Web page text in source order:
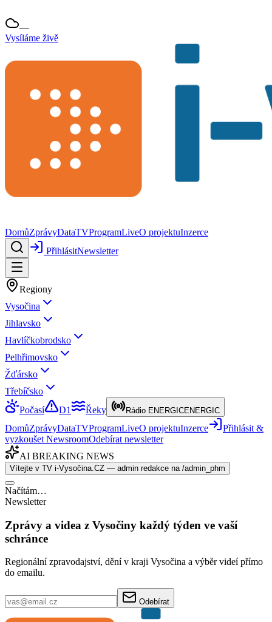
—
Vysíláme živě
DomůZprávyDataTVProgramLiveO projektuInzerce
PřihlásitNewsletter
Regiony
Vysočina
Jihlavsko
Havlíčkobrodsko
Pelhřimovsko
Žďársko
Třebíčsko
Počasí
D1 Řeky Rádio ENERGICENERGIC
DomůZprávyDataTVProgramLiveO projektuInzerce
Přihlásit &
vyzkoušet NewsroomOdebírat newsletter
AI BREAKING NEWS
Vítejte v TV i-Vysočina.CZ — admin redakce na /admin_phm
Načítám…
Newsletter
Zprávy a videa z Vysočiny každý týden ve vaší
schránce
Regionální zpravodajství, dění v kraji Vysočina a výběr videí přímo
do emailu.
Odebírat